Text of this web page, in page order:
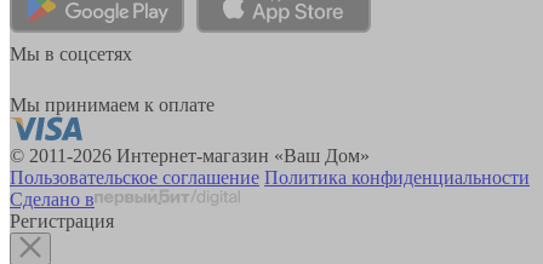
Мы в соцсетях
Мы принимаем к оплате
© 2011-2026 Интернет-магазин «Ваш Дом»
Пользовательское соглашение Политика конфиденциальности
Сделано в
Регистрация